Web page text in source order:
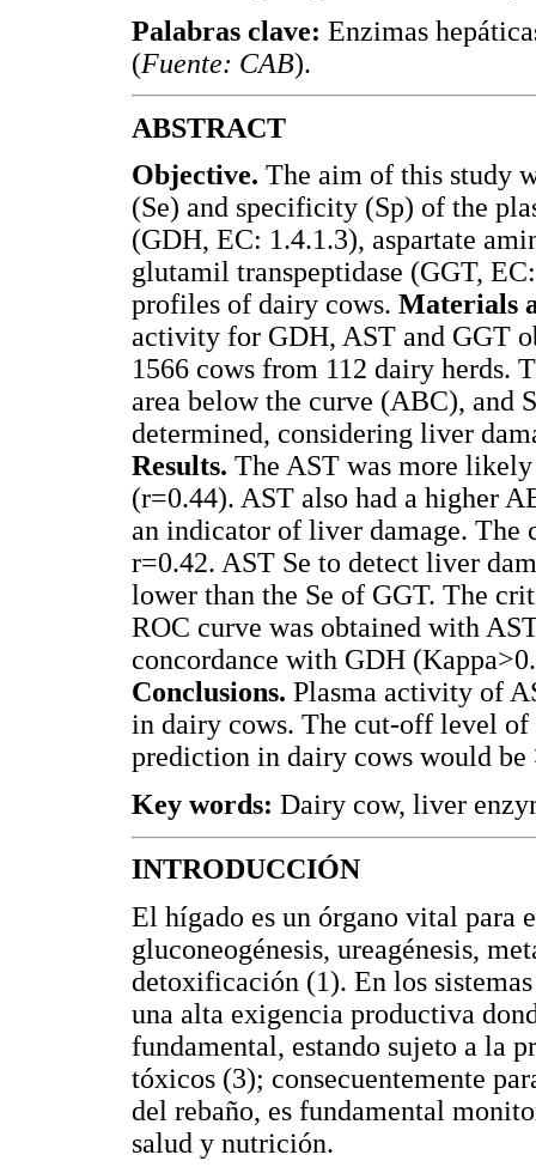
Palabras clave: Enzimas
(Fuente: CAB).
ABSTRACT
Objective. The aim of this study
(Se) and specificity (Sp) of the
(GDH, EC: 1.4.1.3), aspartate
glutamil transpeptidase (GGT,
profiles of dairy cows. Materials
activity for GDH, AST and GGT
1566 cows from 112 dairy herds.
area below the curve (ABC), and
determined, considering liver
Results. The AST was more
(r=0.44). AST also had a higher
an indicator of liver damage. The
r=0.42. AST Se to detect liver
lower than the Se of GGT. The
ROC curve was obtained with
concordance with GDH
Conclusions. Plasma activity of
in dairy cows. The cut-off level
prediction in dairy cows would
Key words: Dairy cow, liver
INTRODUCCIÓN
El hígado es un órgano vital para
gluconeogénesis, ureagénesis,
detoxificación (1). En los
una alta exigencia productiva
fundamental, estando sujeto a la
tóxicos (3); consecuentemente
del rebaño, es fundamental
salud y nutrición.